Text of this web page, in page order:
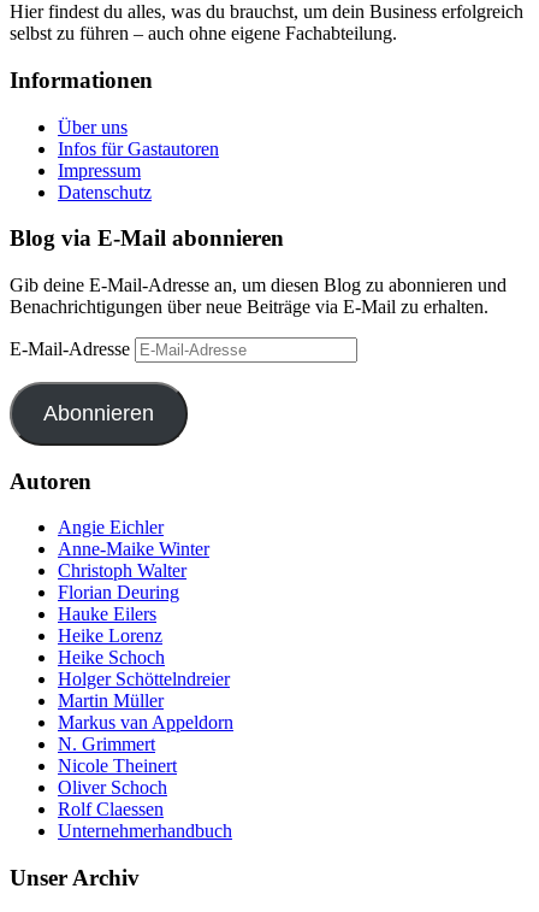
Hier findest du alles, was du brauchst, um dein Business erfolgreich
selbst zu führen – auch ohne eigene Fachabteilung.
Informationen
Über uns
Infos für Gastautoren
Impressum
Datenschutz
Blog via E-Mail abonnieren
Gib deine E-Mail-Adresse an, um diesen Blog zu abonnieren und
Benachrichtigungen über neue Beiträge via E-Mail zu erhalten.
E-Mail-Adresse
Abonnieren
Autoren
Angie Eichler
Anne-Maike Winter
Christoph Walter
Florian Deuring
Hauke Eilers
Heike Lorenz
Heike Schoch
Holger Schöttelndreier
Martin Müller
Markus van Appeldorn
N. Grimmert
Nicole Theinert
Oliver Schoch
Rolf Claessen
Unternehmerhandbuch
Unser Archiv